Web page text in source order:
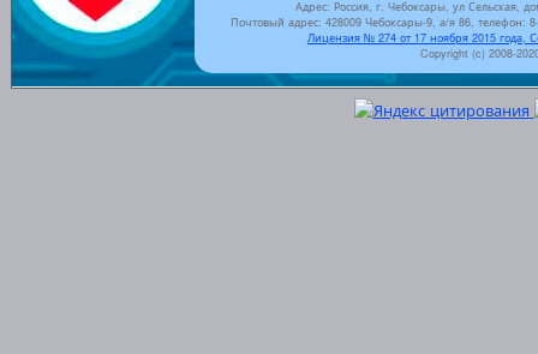
Адрес: Россия, г. Чебоксары, ул Сельская,
Почтовый адрес: 428009 Чебоксары-9, а/я 86, телефон:
Лицензия № 274 от 17 ноября 2015 года,
Copyright (c) 2008-